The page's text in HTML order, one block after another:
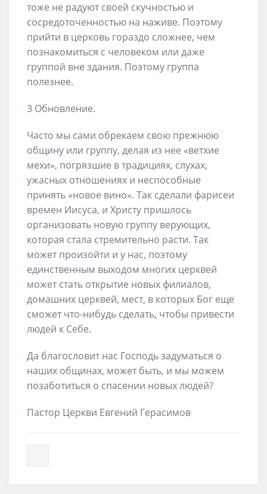
тоже не радуют своей скучностью и
сосредоточенностью на наживе. Поэтому
прийти в церковь гораздо сложнее, чем
познакомиться с человеком или даже
группой вне здания. Поэтому группа
полезнее.
3 Обновление.
Часто мы сами обрекаем свою прежнюю
общину или группу, делая из нее «ветхие
мехи», погрязшие в традициях, слухах,
ужасных отношениях и неспособные
принять «новое вино». Так сделали фарисеи
времен Иисуса, и Христу пришлось
организовать новую группу верующих,
которая стала стремительно расти. Так
может произойти и у нас, поэтому
единственным выходом многих церквей
может стать открытие новых филиалов,
домашних церквей, мест, в которых Бог еще
сможет что-нибудь сделать, чтобы привести
людей к Себе.
Да благословит нас Господь задуматься о
наших общинах, может быть, и мы можем
позаботиться о спасении новых людей?
Пастор Церкви Евгений Герасимов